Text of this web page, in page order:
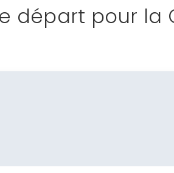
départ pour la
Continuer avec Apple